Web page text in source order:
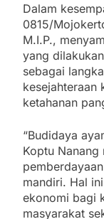
Dalam
0815/
M.I.P.,
yang
sebagai
kesejahteraan
ketahanan
“Budidaya
Koptu
mandiri. Hal
ekonomi bagi
masyarakat